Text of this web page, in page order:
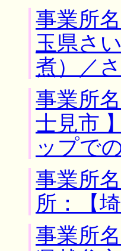
事業所
玉県さ
煮）／
事業所
士見市
ップで
事業所
所：【
事業所